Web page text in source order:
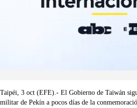
Taipéi, 3 oct (EFE).- El Gobierno de Taiwán
militar de Pekín a pocos días de la